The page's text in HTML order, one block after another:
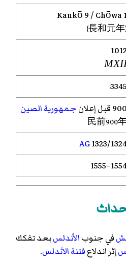
Kankō9 /Chōwa
(長
1012
3345
900 قبل إعلان جمهورية الصين
民前900
1323/
AG
في جنوبالأندلسبعد تفكك
إثر اندلاعفتنة الأندلس.